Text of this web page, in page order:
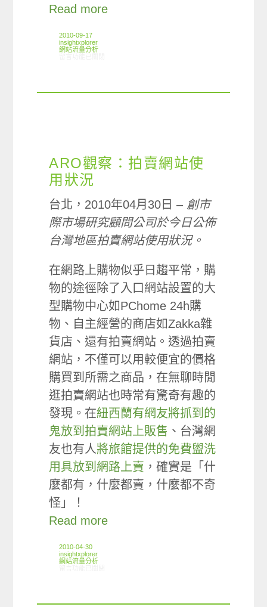
Read more
2010-09-17
insightxplorer
網站流量分析
ARO觀察：拍賣網站使
用狀況
台北，2010年04月30日 – 創市
際市場研究顧問公司於今日公佈
台灣地區拍賣網站使用狀況。
在網路上購物似乎日趨平常，購
物的途徑除了入口網站設置的大
型購物中心如PChome 24h購
物、自主經營的商店如Zakka雜
貨店、還有拍賣網站。透過拍賣
網站，不僅可以用較便宜的價格
購買到所需之商品，在無聊時閒
逛拍賣網站也時常有驚奇有趣的
發現。在紐西蘭有網友將抓到的
鬼放到拍賣網站上販售 、台灣網
友也有人將旅館提供的免費盥洗
用具放到網路上賣 ，確實是「什
麼都有，什麼都賣，什麼都不奇
怪」！
Read more
2010-04-30
insightxplorer
網站流量分析